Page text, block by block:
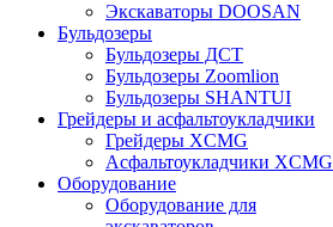
Экскаваторы DOOSAN
Бульдозеры
Бульдозеры ДСТ
Бульдозеры Zoomlion
Бульдозеры SHANTUI
Грейдеры и асфальтоукладчики
Грейдеры XCMG
Асфальтоукладчики XCMG
Оборудование
Оборудование для